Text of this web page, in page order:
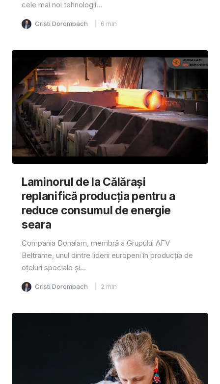
cele mai noi tehnologii...
Cristi Dorombach 6 min
Laminorul de la Călărași
replanifică producția pentru a
reduce consumul de energie
seara
Compania Donalam, membră a Grupului AFV
Beltrame, unul dintre liderii europeni în producția de
oțeluri speciale și...
Cristi Dorombach 2 min